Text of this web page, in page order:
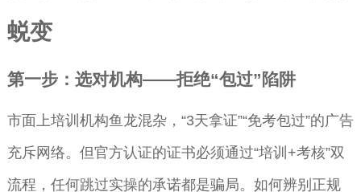
蜕变
第一步：选对机构——拒绝“包过”陷阱
市面上培训机构鱼龙混杂，“3天拿证”“免考包过”的广告
充斥网络。但官方认证的证书必须通过“培训+考核”双
流程，任何跳过实操的承诺都是骗局。如何辨别正规